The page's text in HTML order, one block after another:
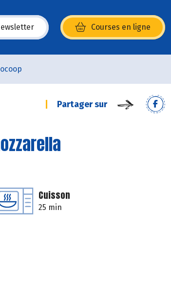
Courses en ligne
une nouvelle fenêtre)
Partager sur
Cuisson
25 min